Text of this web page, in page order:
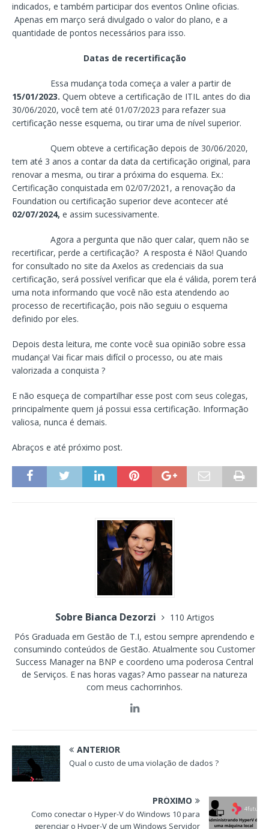
indicados, e também participar dos eventos Online oficias.
Apenas em março será divulgado o valor do plano, e a
quantidade de pontos necessários para isso.
Datas de recertificação
Essa mudança toda começa a valer a partir de
15/01/2023. Quem obteve a certificação de ITIL antes do dia
30/06/2020, você tem até 01/07/2023 para refazer sua
certificação nesse esquema, ou tirar uma de nível superior.
Quem obteve a certificação depois de 30/06/2020,
tem até 3 anos a contar da data da certificação original, para
renovar a mesma, ou tirar a próxima do esquema. Ex.:
Certificação conquistada em 02/07/2021, a renovação da
Foundation ou certificação superior deve acontecer até
02/07/2024, e assim sucessivamente.
Agora a pergunta que não quer calar, quem não se
recertificar, perde a certificação? A resposta é Não! Quando
for consultado no site da Axelos as credenciais da sua
certificação, será possível verificar que ela é válida, porem terá
uma nota informando que você não esta atendendo ao
processo de recertificação, pois não seguiu o esquema
definido por eles.
Depois desta leitura, me conte você sua opinião sobre essa
mudança! Vai ficar mais difícil o processo, ou ate mais
valorizada a conquista ?
E não esqueça de compartilhar esse post com seus colegas,
principalmente quem já possui essa certificação. Informação
valiosa, nunca é demais.
Abraços e até próximo post.
Sobre Bianca Dezorzi
110 Artigos
Pós Graduada em Gestão de T.I, estou sempre aprendendo e
consumindo conteúdos de Gestão. Atualmente sou Customer
Success Manager na BNP e coordeno uma poderosa Central
de Serviços. E nas horas vagas? Amo passear na natureza
com meus cachorrinhos.
ANTERIOR
Qual o custo de uma violação de dados ?
PRÓXIMO
Como conectar o Hyper-V do Windows 10 para
gerenciar o Hyper-V de um Windows Servidor